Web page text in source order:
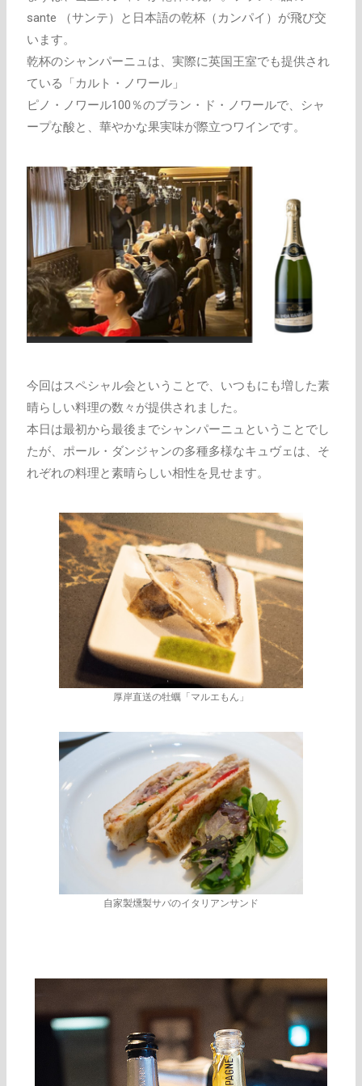
sante （サンテ）と日本語の乾杯（カンパイ）が飛び交
います。
乾杯のシャンパーニュは、実際に英国王室でも提供され
ている「カルト・ノワール」
ピノ・ノワール100％のブラン・ド・ノワールで、シャ
ープな酸と、華やかな果実味が際立つワインです。
今回はスペシャル会ということで、いつもにも増した素
晴らしい料理の数々が提供されました。
本日は最初から最後までシャンパーニュということでし
たが、ポール・ダンジャンの多種多様なキュヴェは、そ
れぞれの料理と素晴らしい相性を見せます。
厚岸直送の牡蠣「マルエもん」
自家製燻製サバのイタリアンサンド